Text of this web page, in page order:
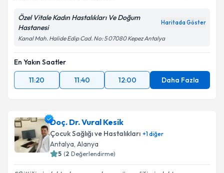
Özel Vitale Kadın Hastalıkları Ve Doğum
Hastanesi
Haritada Göster
Kanal Mah. Halide Edip Cad. No: 5 07080 Kepez Antalya
En Yakın Saatler
11:20
11:40 12:00 Daha Fazla
Doç. Dr. Vural Kesik
Çocuk Sağlığı ve Hastalıkları +1diğer
Antalya, Alanya
5 (2 Değerlendirme)